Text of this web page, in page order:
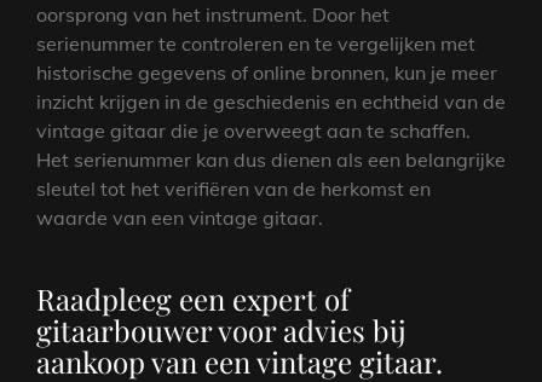
oorsprong van het instrument. Door het
serienummer te controleren en te vergelijken met
historische gegevens of online bronnen, kun je meer
inzicht krijgen in de geschiedenis en echtheid van de
vintage gitaar die je overweegt aan te schaffen.
Het serienummer kan dus dienen als een belangrijke
sleutel tot het verifiëren van de herkomst en
waarde van een vintage gitaar.
Raadpleeg een expert of
gitaarbouwer voor advies bij
aankoop van een vintage gitaar.